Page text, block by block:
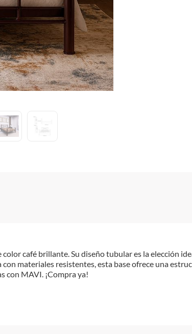
café brillante. Su diseño tubular es la elección
materiales resistentes, esta base ofrece una
con MAVI. ¡Compra ya!